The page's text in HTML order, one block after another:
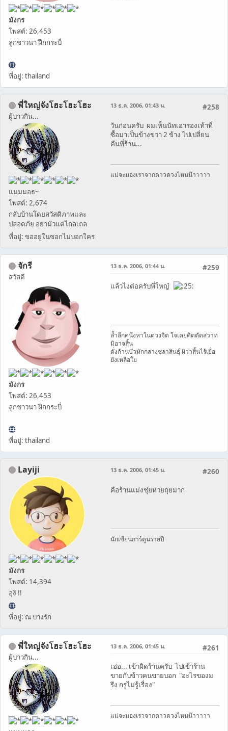
มังกร
โพสต์: 26,453
ลูกชาวนา ฝึกกระบี่
ที่อยู่: thailand
พี่ใหญ่จังโฮะโฮะโฮะ
ผู้บ่าวกิน...
แมมมอธ~
โพสต์: 2,674
กลับบ้านโดยสวัสดิภาพและ
ปลอดภัย อย่ามัวแต่ไถลเถล
ที่อยู่: ขออยู่ในซอกไม่บอกใคร
#258
13 ธ.ค. 2006, 01:43 น.
วันก่อนครับ ผมเห็นนัทเอารองเท้าที่
ซื้อมาเป็นข้างขวา 2 ข้าง ไปเปลี่ยน
คืนที่ร้าน...
แม่จะมองเราจากดาวดวงไหนน๊าาาาา
จักรี
สวัสดี
มังกร
โพสต์: 26,453
ลูกชาวนา ฝึกกระบี่
ที่อยู่: thailand
#259
13 ธ.ค. 2006, 01:44 น.
แล้วไงต่อครับพี่ใหญ๋
ล้ำลึกคนึงหาในดวงจิต ใจเคยคิดตัดสวาท
มิอาจสิ้น
ดั่งก้านบัวหักกลางชลาสินธุ์ ผิว่าสิ้นไร้เยื่อ
ยังเหลือใย
Layiji
มังกร
โพสต์: 14,394
อุงิ !!
ที่อยู่: ณ บางรัก
#260
13 ธ.ค. 2006, 01:45 น.
คือร้านแม่งชุ่ยห่วยถุยมาก
นักเขียนการ์ตูนรายปี
พี่ใหญ่จังโฮะโฮะโฮะ
ผู้บ่าวกิน...
#261
13 ธ.ค. 2006, 01:45 น.
เอ่อ... เข้าผิดร้านครับ ไปเข้าร้าน
ขายกับข้าวคนขายบอก "อะไรของม
รึง กรูไม่รู้เรื่อง"
แม่จะมองเราจากดาวดวงไหนน๊าาาาา